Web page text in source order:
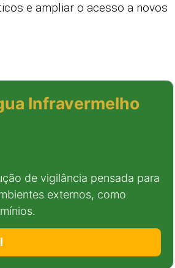
e ampliar o acesso a novos
Infravermelho
de vigilância pensada para
externos, como